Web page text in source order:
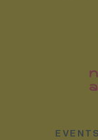
EVENTS